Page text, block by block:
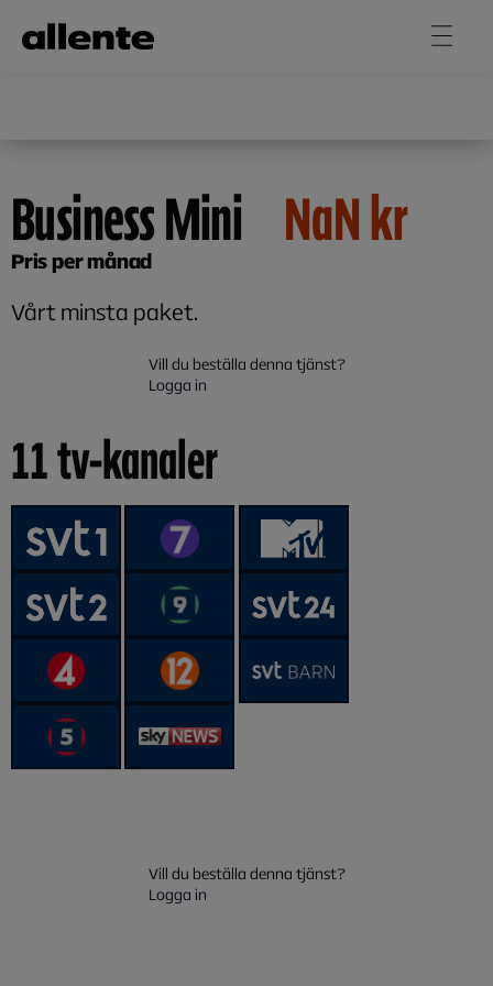
Business Mini NaNkr
Pris per månad
Vårt minsta paket.
Vill du beställa denna tjänst?
Logga in
11 tv-kanaler
Vill du beställa denna tjänst?
Logga in